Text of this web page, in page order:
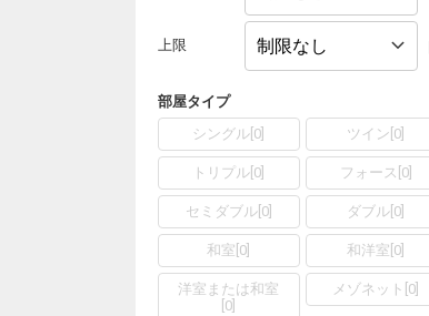
上限
部屋タイプ
シングル 0 ツイン 0
トリプル 0 フォース 0]
セミダブル[ 0] ダブル 0
和室 0 和洋室 0
洋室または和室
0
メゾネット 0